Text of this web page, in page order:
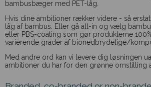
bambusbæger med PET-låg.
Hvis dine ambitioner rækker videre - så
låg af bambus. Eller gå all-in og vælg
eller PBS-coating som gør produkterne
varierende grader af bionedbrydelige/
Med andre ord kan vi levere dig løsningen
ambitioner du har for den grønne omstilling